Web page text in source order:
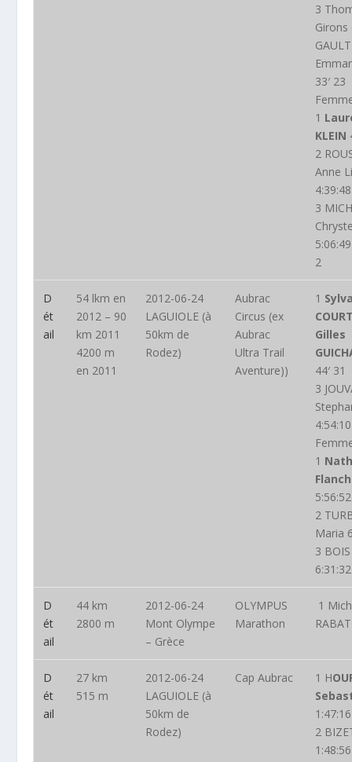
3
Girons
GAULT
33′ 23
1
KLEIN
2
Anne
4:39:48
3
5:06:49
2
D
ét
ail
54 lkm en
2012 – 90
km 2011
4200 m
en 2011
2012-06-24
LAGUIOLE (à
50km de
Rodez)
Aubrac
Circus (ex
Aubrac
Ultra Trail
Aventure))
1
Gilles
44′ 31
3
4:54:10
1
5:56:52
2
Maria
3
6:31:32
D
ét
ail
44 km
2800 m
2012-06-24
Mont Olympe
– Grèce
OLYMPUS
Marathon
1
RABAT
D
ét
ail
27 km
515 m
2012-06-24
LAGUIOLE (à
50km de
Rodez)
Cap Aubrac 1 H
1:47:16
2
1:48:56